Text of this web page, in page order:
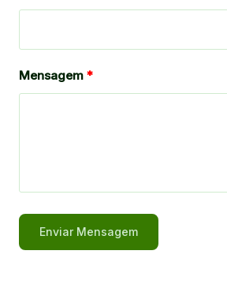
Mensagem
Enviar Mensagem